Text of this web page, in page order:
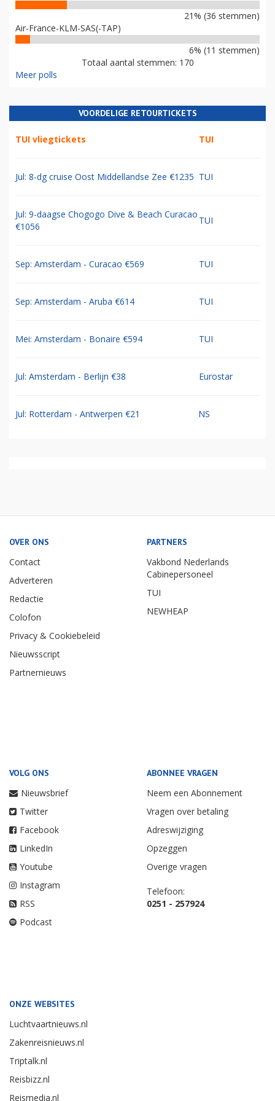
21% (36 stemmen)
Air-France-KLM-SAS(-TAP)
6% (11 stemmen)
Totaal aantal stemmen: 170
Meer polls
VOORDELIGE RETOURTICKETS
TUI vliegtickets TUI
Jul: 8-dg cruise Oost Middellandse Zee €1235 TUI
Jul: 9-daagse Chogogo Dive & Beach Curacao
€1056
TUI
Sep: Amsterdam - Curacao €569 TUI
Sep: Amsterdam - Aruba €614 TUI
Mei: Amsterdam - Bonaire €594 TUI
Jul: Amsterdam - Berlijn €38 Eurostar
Jul: Rotterdam - Antwerpen €21 NS
OVER ONS
Contact
Adverteren
Redactie
Colofon
Privacy & Cookiebeleid
Nieuwsscript
Partnernieuws
PARTNERS
Vakbond Nederlands
Cabinepersoneel
TUI
NEWHEAP
VOLG ONS
Nieuwsbrief
Twitter
Facebook
LinkedIn
Youtube
Instagram
RSS
Podcast
ABONNEE VRAGEN
Neem een Abonnement
Vragen over betaling
Adreswijziging
Opzeggen
Overige vragen
Telefoon:
0251 - 257924
ONZE WEBSITES
Luchtvaartnieuws.nl
Zakenreisnieuws.nl
Triptalk.nl
Reisbizz.nl
Reismedia.nl